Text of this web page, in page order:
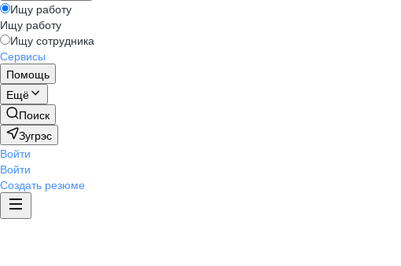
Ищу работу
Ищу работу
Ищу сотрудника
Сервисы
Помощь
Ещё
Поиск
Зугрэс
Войти
Войти
Создать резюме